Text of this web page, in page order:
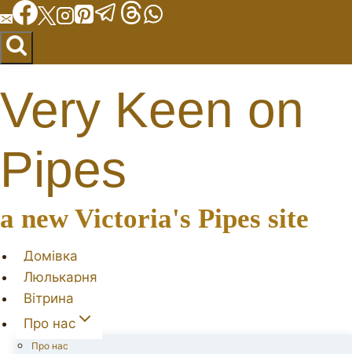
Перейти
до
вмісту
Very Keen on
Pipes
a new Victoria's Pipes site
Домівка
Люлькарня
Вітрина
Про нас
Про нас